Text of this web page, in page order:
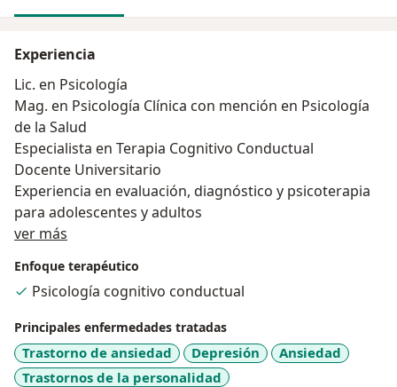
Experiencia
Lic. en Psicología
Mag. en Psicología Clínica con mención en Psicología
de la Salud
Especialista en Terapia Cognitivo Conductual
Docente Universitario
Experiencia en evaluación, diagnóstico y psicoterapia
para adolescentes y adultos
ver más
Enfoque terapéutico
Psicología cognitivo conductual
Principales enfermedades tratadas
Trastorno de ansiedad Depresión
Ansiedad
Trastornos de la personalidad